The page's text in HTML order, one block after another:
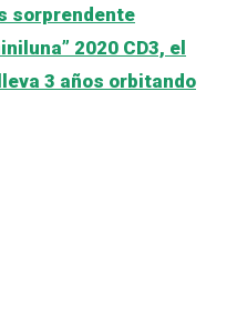
sorprendente
2020 CD3, el
3 años orbitando